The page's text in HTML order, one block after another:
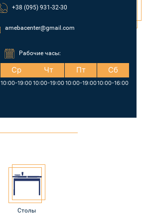
+38 (095) 931-32-30
amebacenter@gmail.com
Рабочие часы:
Ср
10:00-19:00
Чт
10:00-19:00
Пт
10:00-19:00
Сб
10:00-16:00
Столы